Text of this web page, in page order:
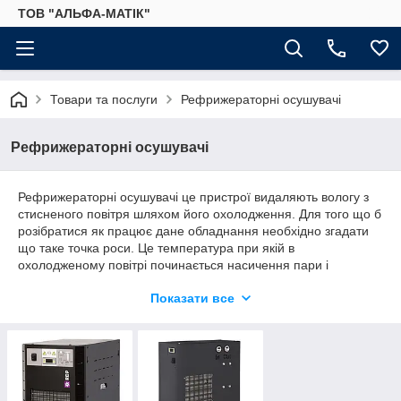
ТОВ "АЛЬФА-МАТІК"
Товари та послуги Рефрижераторні осушувачі
Рефрижераторні осушувачі
Рефрижераторні осушувачі це пристрої видаляють вологу з
стисненого повітря шляхом його охолодження. Для того що б
розібратися як працює дане обладнання необхідно згадати
що таке точка роси. Це температура при якій в
охолодженому повітрі починається насичення пари і
осушувачах відбувається охолодження повітря до значень
відведення конденсату з електронним таймером і скидається
в каналізаційний колектор.
Охолодження повітря в осушувачах серії RDP відбувається в
Показати все